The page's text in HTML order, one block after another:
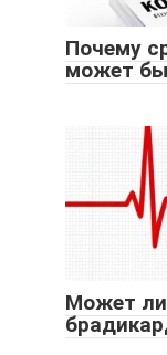
Почему
может
Может